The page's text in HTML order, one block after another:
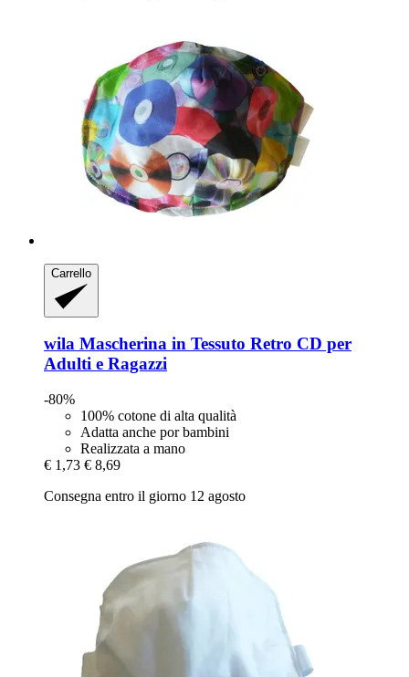
Carrello
wila Mascherina in Tessuto Retro CD per
Adulti e Ragazzi
-80%
100% cotone di alta qualità
Adatta anche por bambini
Realizzata a mano
€ 1,73 € 8,69
Consegna entro il giorno 12 agosto